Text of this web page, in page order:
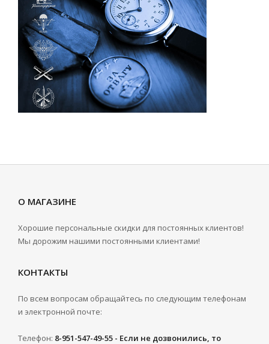
О МАГАЗИНЕ
Хорошие персональные скидки для постоянных клиентов!
Мы дорожим нашими постоянными клиентами!
КОНТАКТЫ
По всем вопросам обращайтесь по следующим телефонам
и электронной почте:
Телефон: 8-951-547-49-55 - Если не дозвонились, то